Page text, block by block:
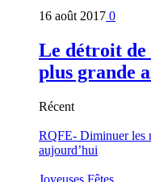
16 août 2017 0
Le détroit de
plus grande
Récent
RQFE- Diminuer les
aujourd’hui
Joyeuses Fêtes